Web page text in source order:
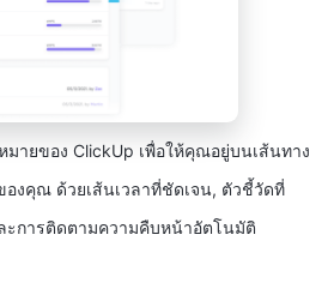
มายของ ClickUp เพื่อให้คุณอยู่บนเส้นทาง
องคุณ ด้วยเส้นเวลาที่ชัดเจน, ตัวชี้วัดที่
ะการติดตามความคืบหน้าอัตโนมัติ